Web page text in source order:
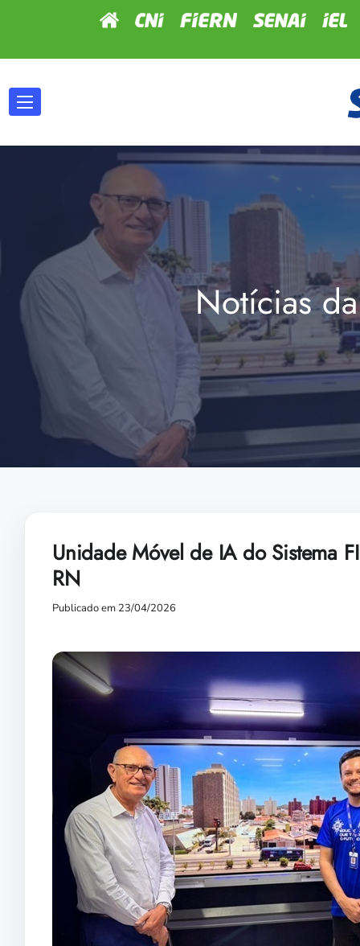
Notícias
Unidade Móvel de IA do Sistema
RN
Publicado em 23/04/2026